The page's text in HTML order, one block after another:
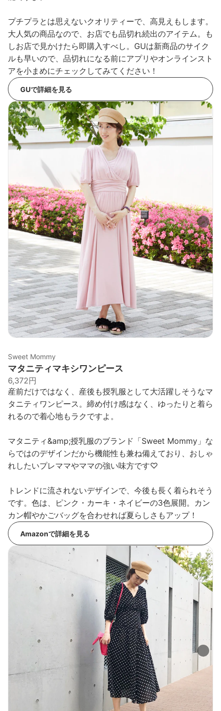
プチプラとは思えないクオリティーで、高見えもします。
大人気の商品なので、お店でも品切れ続出のアイテム。も
しお店で見かけたら即購入すべし。GUは新商品のサイク
ルも早いので、品切れになる前にアプリやオンラインスト
アを小まめにチェックしてみてください！
GUで詳細を見る
Sweet Mommy
マタニティマキシワンピース
6,372円
産前だけではなく、産後も授乳服として大活躍しそうなマ
タニティワンピース。締め付け感はなく、ゆったりと着ら
れるので着心地もラクですよ。
マタニティ&amp;授乳服のブランド「Sweet Mommy」な
らではのデザインだから機能性も兼ね備えており、おしゃ
れしたいプレママやママの強い味方です♡
トレンドに流されないデザインで、今後も長く着られそう
です。色は、ピンク・カーキ・ネイビーの3色展開。カン
カン帽やかごバッグを合わせれば夏らしさもアップ！
Amazonで詳細を見る